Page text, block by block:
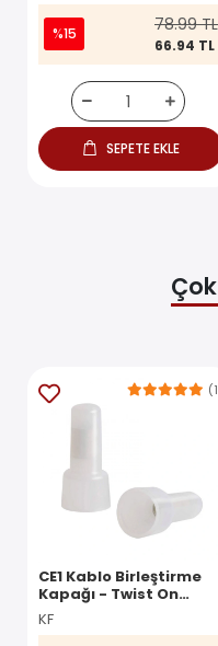
%15 78.99 TL
66.94 TL
SEPETE EKLE
CE1 Kablo Birleştirme
Kapağı - Twist On
Konnektör
KF